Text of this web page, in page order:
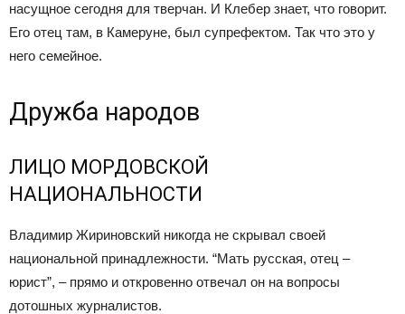
насущное сегодня для тверчан. И Клебер знает, что говорит.
Его отец там, в Камеруне, был супрефектом. Так что это у
него семейное.
Дружба народов
ЛИЦО МОРДОВСКОЙ
НАЦИОНАЛЬНОСТИ
Владимир Жириновский никогда не скрывал своей
национальной принадлежности. “Мать русская, отец –
юрист”, – прямо и откровенно отвечал он на вопросы
дотошных журналистов.